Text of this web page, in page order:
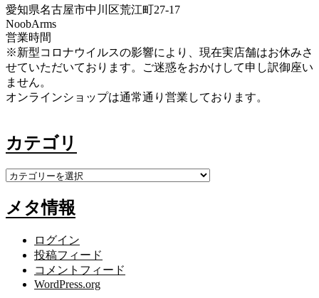
愛知県名古屋市中川区荒江町27-17
NoobArms
営業時間
※新型コロナウイルスの影響により、現在実店舗はお休みさ
せていただいております。ご迷惑をおかけして申し訳御座い
ません。
オンラインショップは通常通り営業しております。
カテゴリ
カ
ゴ
リ
メタ情報
ログイン
投稿フィード
コメントフィード
WordPress.org